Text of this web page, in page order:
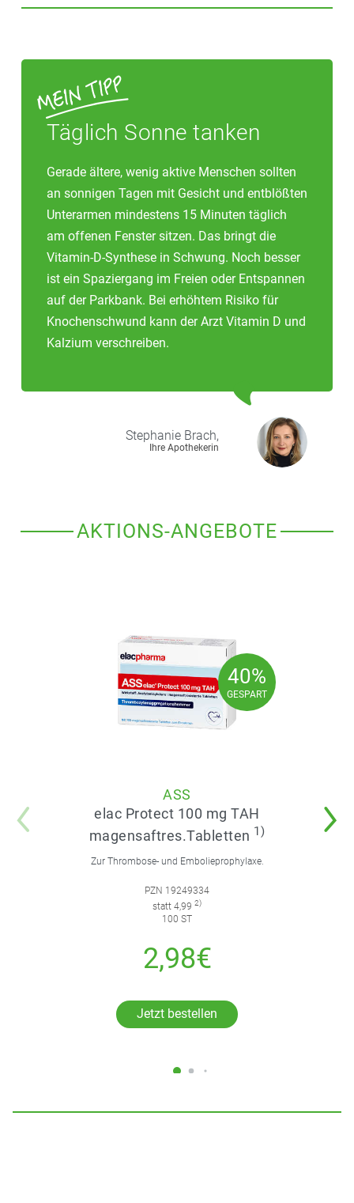
sind bei Schluckbeschwerden von Vorteil.
geht beim Arzt und bei uns in Ihrer Apotheke.
nicht im Freien aufhalten oder Personen mit dunkler
in ihrer Mobilität eingeschränkt sind, kommt es
häufiger zu einem Mangel an Vitamin D.
Dass Vitamin D nicht nur für Muskeln und starke
möglichen Zusammenhang zwischen einem Vitamin-
D-Mangel und dem Risiko für Herz-Kreislauf-Leiden
oder Typ-1-Diabetes hindeuten. Zudem scheint
Vitamin D auch einen positiven Einfluss auf die
Psyche und das Immunsystem zu haben. Sogar
einem Vitamin-D-Mangel in Verbindung gebracht.
Täglich Sonne tanken
Gerade ältere, wenig aktive Menschen sollten
an sonnigen Tagen mit Gesicht und entblößten
Unterarmen mindestens 15 Minuten täglich
am offenen Fenster sitzen. Das bringt die
Vitamin-D-Synthese in Schwung. Noch besser
ist ein Spaziergang im Freien oder Entspannen
auf der Parkbank. Bei erhöhtem Risiko für
Knochenschwund kann der Arzt Vitamin D und
Kalzium verschreiben.
Stephanie Brach,
Ihre Apothekerin
AKTIONS-ANGEBOTE
40%
GESPART
40%
GESPART
ASS
elac Protect 100 mg TAH
magensaftres.Tabletten 1)
Zur Thrombose- und Embolieprophylaxe.
PZN 19249334
statt 4,99 2)
100 ST
2,98€
Jetzt bestellen